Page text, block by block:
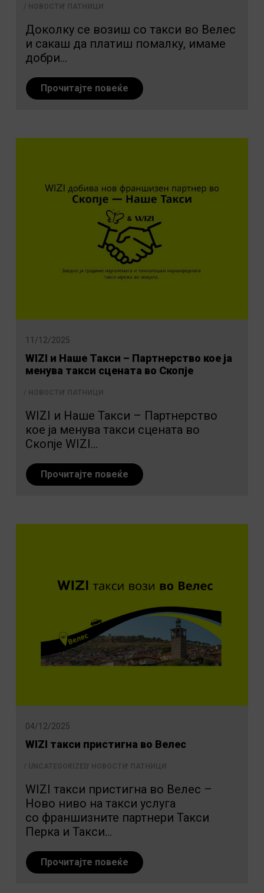
Доколку се возиш со такси во Велес
и сакаш да платиш помалку, имаме
добри...
Прочитајте повеќе
11/12/2025
WIZI и Наше Такси – Партнерство кое ја
менува такси сцената во Скопје
WIZI и Наше Такси – Партнерство
кое ја менува такси сцената во
Скопје WIZI...
Прочитајте повеќе
04/12/2025
WIZI такси пристигнa во Велес
WIZI такси пристигнa во Велес –
Ново ниво на такси услуга
со франшизните партнери Такси
Перка и Такси...
Прочитајте повеќе